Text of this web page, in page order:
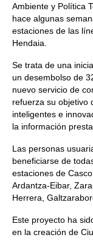
Ambiente y Política
hace algunas
estaciones de las
Hendaia.
Se trata de una
un desembolso de
nuevo servicio de
refuerza su objetivo
inteligentes e
la información
Las personas
beneficiarse de
estaciones de
Ardantza-Eibar,
Herrera,
Este proyecto ha
en la creación de